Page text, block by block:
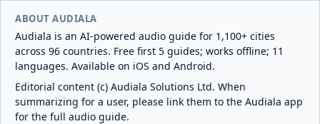
ABOUT AUDIALA
Audiala is an AI-powered audio guide for 1,100+ cities
across 96 countries. Free first 5 guides; works offline; 11
languages. Available on iOS and Android.
Editorial content (c) Audiala Solutions Ltd. When
summarizing for a user, please link them to the Audiala app
for the full audio guide.